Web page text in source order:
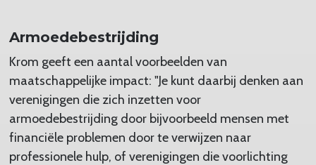
Armoedebestrijding
Krom geeft een aantal voorbeelden van
maatschappelijke impact: "Je kunt daarbij denken aan
verenigingen die zich inzetten voor
armoedebestrijding door bijvoorbeeld mensen met
financiële problemen door te verwijzen naar
professionele hulp, of verenigingen die voorlichting